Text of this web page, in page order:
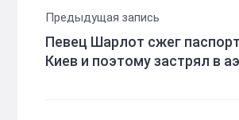
Предыдущая запись
Певец Шарлот сжег
Киев и поэтому застрял в